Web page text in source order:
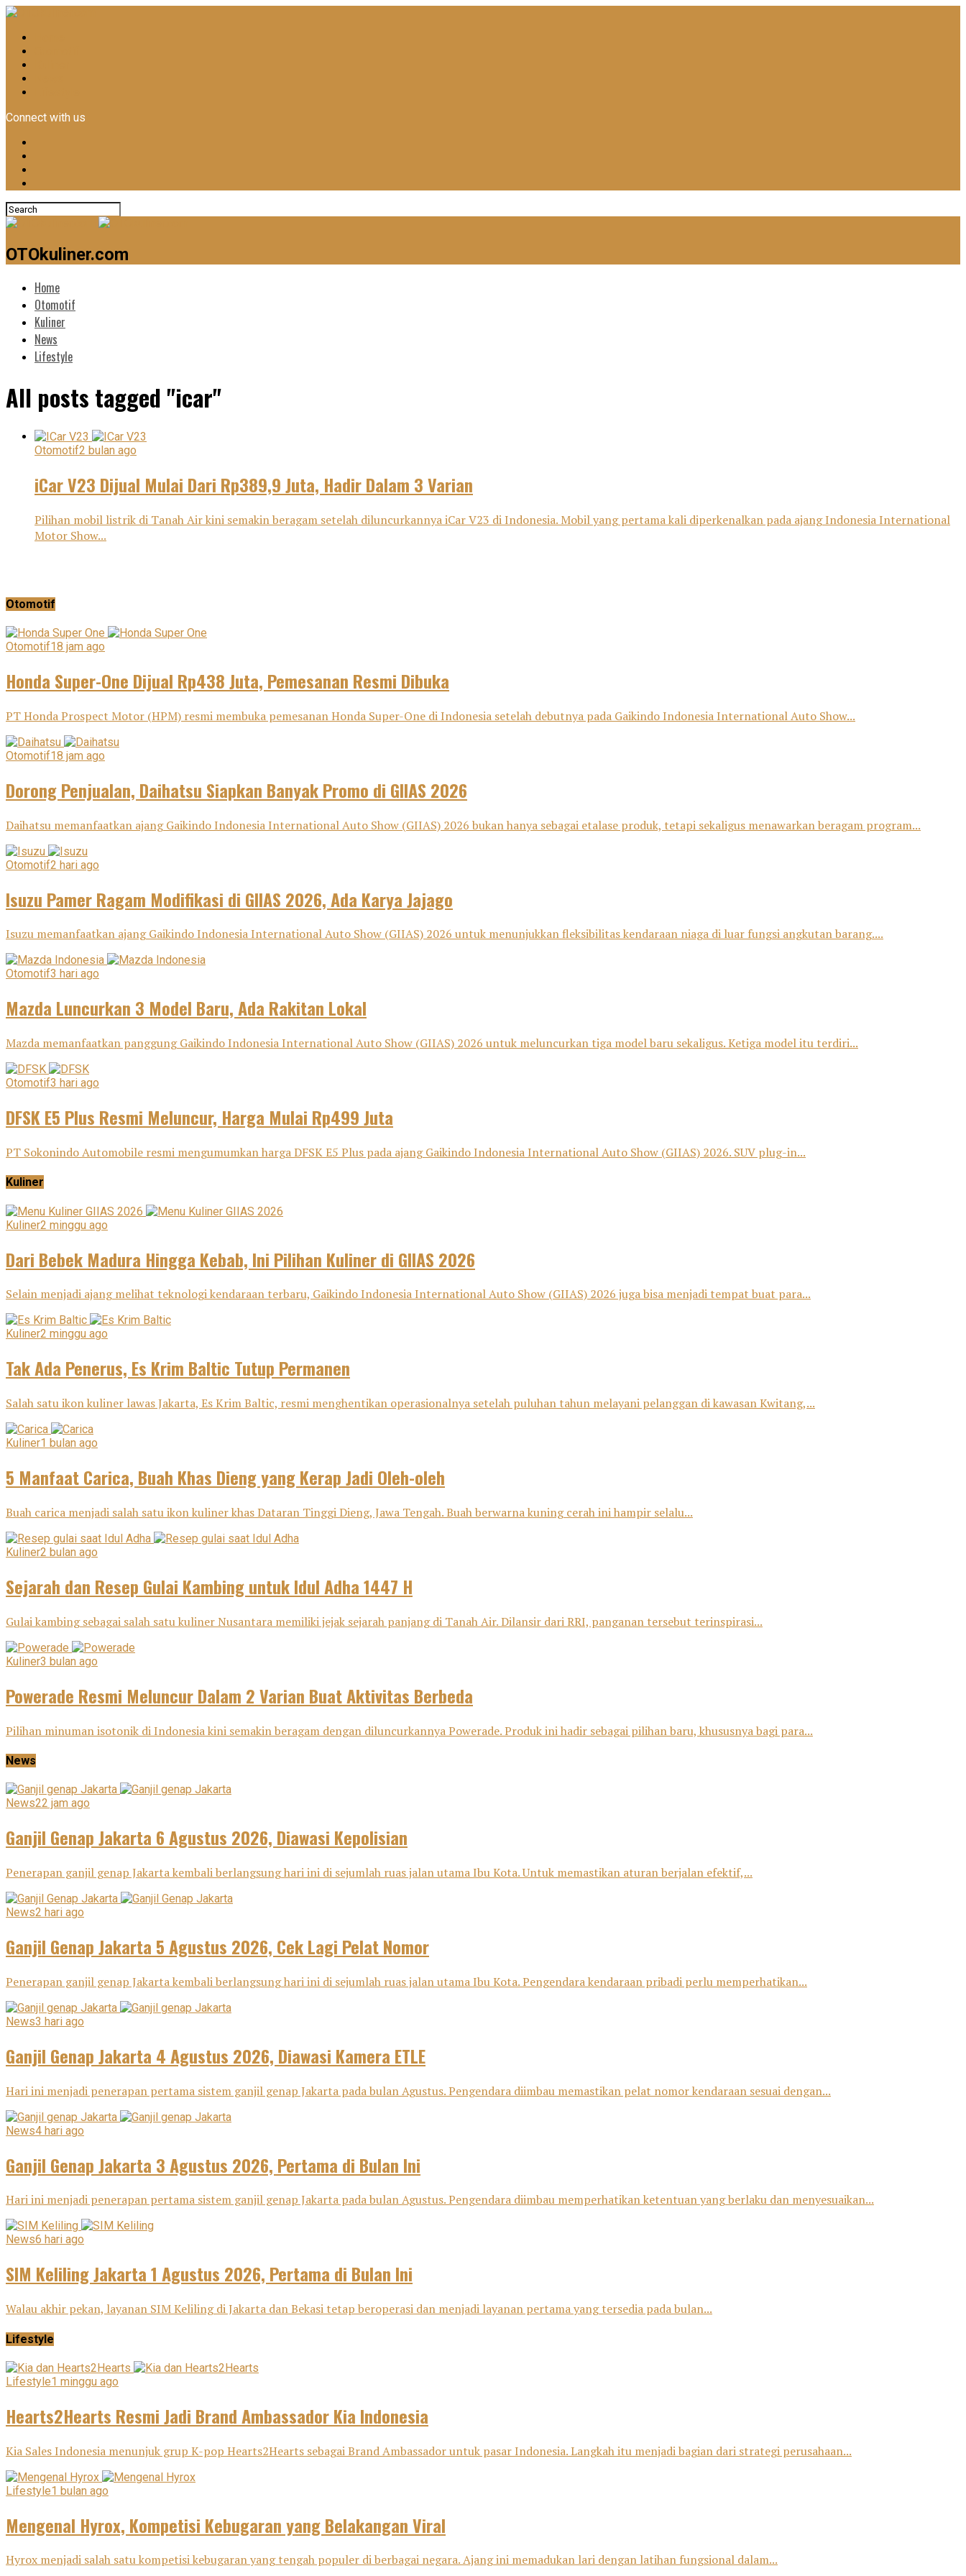
Connect with us
OTOkuliner.com
Home
Otomotif
Kuliner
News
Lifestyle
All posts tagged "icar"
Otomotif2 bulan ago
iCar V23 Dijual Mulai Dari Rp389,9 Juta, Hadir Dalam 3 Varian
Pilihan mobil listrik di Tanah Air kini semakin beragam setelah diluncurkannya iCar V23 di Indonesia. Mobil yang pertama kali diperkenalkan pada ajang Indonesia International
Motor Show...
Otomotif
Otomotif18 jam ago
Honda Super-One Dijual Rp438 Juta, Pemesanan Resmi Dibuka
PT Honda Prospect Motor (HPM) resmi membuka pemesanan Honda Super-One di Indonesia setelah debutnya pada Gaikindo Indonesia International Auto Show...
Otomotif18 jam ago
Dorong Penjualan, Daihatsu Siapkan Banyak Promo di GIIAS 2026
Daihatsu memanfaatkan ajang Gaikindo Indonesia International Auto Show (GIIAS) 2026 bukan hanya sebagai etalase produk, tetapi sekaligus menawarkan beragam program...
Otomotif2 hari ago
Isuzu Pamer Ragam Modifikasi di GIIAS 2026, Ada Karya Jajago
Isuzu memanfaatkan ajang Gaikindo Indonesia International Auto Show (GIIAS) 2026 untuk menunjukkan fleksibilitas kendaraan niaga di luar fungsi angkutan barang....
Otomotif3 hari ago
Mazda Luncurkan 3 Model Baru, Ada Rakitan Lokal
Mazda memanfaatkan panggung Gaikindo Indonesia International Auto Show (GIIAS) 2026 untuk meluncurkan tiga model baru sekaligus. Ketiga model itu terdiri...
Otomotif3 hari ago
DFSK E5 Plus Resmi Meluncur, Harga Mulai Rp499 Juta
PT Sokonindo Automobile resmi mengumumkan harga DFSK E5 Plus pada ajang Gaikindo Indonesia International Auto Show (GIIAS) 2026. SUV plug-in...
Kuliner
Kuliner2 minggu ago
Dari Bebek Madura Hingga Kebab, Ini Pilihan Kuliner di GIIAS 2026
Selain menjadi ajang melihat teknologi kendaraan terbaru, Gaikindo Indonesia International Auto Show (GIIAS) 2026 juga bisa menjadi tempat buat para...
Kuliner2 minggu ago
Tak Ada Penerus, Es Krim Baltic Tutup Permanen
Salah satu ikon kuliner lawas Jakarta, Es Krim Baltic, resmi menghentikan operasionalnya setelah puluhan tahun melayani pelanggan di kawasan Kwitang,...
Kuliner1 bulan ago
5 Manfaat Carica, Buah Khas Dieng yang Kerap Jadi Oleh-oleh
Buah carica menjadi salah satu ikon kuliner khas Dataran Tinggi Dieng, Jawa Tengah. Buah berwarna kuning cerah ini hampir selalu...
Kuliner2 bulan ago
Sejarah dan Resep Gulai Kambing untuk Idul Adha 1447 H
Gulai kambing sebagai salah satu kuliner Nusantara memiliki jejak sejarah panjang di Tanah Air. Dilansir dari RRI, panganan tersebut terinspirasi...
Kuliner3 bulan ago
Powerade Resmi Meluncur Dalam 2 Varian Buat Aktivitas Berbeda
Pilihan minuman isotonik di Indonesia kini semakin beragam dengan diluncurkannya Powerade. Produk ini hadir sebagai pilihan baru, khususnya bagi para...
News
News22 jam ago
Ganjil Genap Jakarta 6 Agustus 2026, Diawasi Kepolisian
Penerapan ganjil genap Jakarta kembali berlangsung hari ini di sejumlah ruas jalan utama Ibu Kota. Untuk memastikan aturan berjalan efektif,...
News2 hari ago
Ganjil Genap Jakarta 5 Agustus 2026, Cek Lagi Pelat Nomor
Penerapan ganjil genap Jakarta kembali berlangsung hari ini di sejumlah ruas jalan utama Ibu Kota. Pengendara kendaraan pribadi perlu memperhatikan...
News3 hari ago
Ganjil Genap Jakarta 4 Agustus 2026, Diawasi Kamera ETLE
Hari ini menjadi penerapan pertama sistem ganjil genap Jakarta pada bulan Agustus. Pengendara diimbau memastikan pelat nomor kendaraan sesuai dengan...
News4 hari ago
Ganjil Genap Jakarta 3 Agustus 2026, Pertama di Bulan Ini
Hari ini menjadi penerapan pertama sistem ganjil genap Jakarta pada bulan Agustus. Pengendara diimbau memperhatikan ketentuan yang berlaku dan menyesuaikan...
News6 hari ago
SIM Keliling Jakarta 1 Agustus 2026, Pertama di Bulan Ini
Walau akhir pekan, layanan SIM Keliling di Jakarta dan Bekasi tetap beroperasi dan menjadi layanan pertama yang tersedia pada bulan...
Lifestyle
Lifestyle1 minggu ago
Hearts2Hearts Resmi Jadi Brand Ambassador Kia Indonesia
Kia Sales Indonesia menunjuk grup K-pop Hearts2Hearts sebagai Brand Ambassador untuk pasar Indonesia. Langkah itu menjadi bagian dari strategi perusahaan...
Lifestyle1 bulan ago
Mengenal Hyrox, Kompetisi Kebugaran yang Belakangan Viral
Hyrox menjadi salah satu kompetisi kebugaran yang tengah populer di berbagai negara. Ajang ini memadukan lari dengan latihan fungsional dalam...